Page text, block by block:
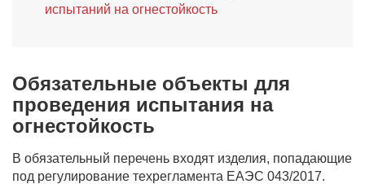
испытаний на огнестойкость
Обязательные объекты для
проведения испытания на
огнестойкость
В обязательный перечень входят изделия, попадающие
под регулирование техрегламента ЕАЭС 043/2017.